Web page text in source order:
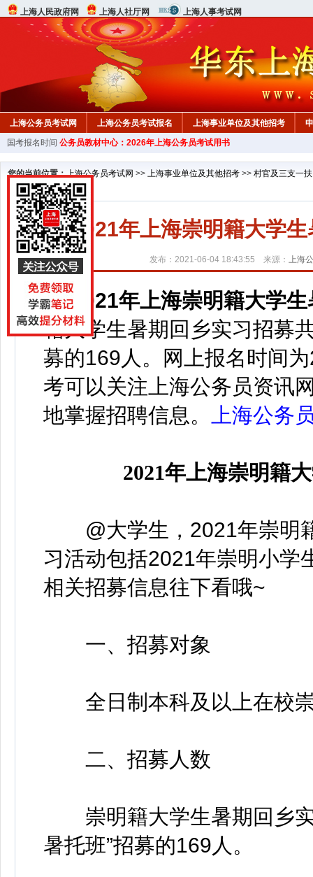
上海人民政府网 上海人社厅网 上海人事考试网
上海公务员考试网 上海公务员考试报名 上海事业单位及其他招考
行测真题 在线咨询 教材中心
国考报名时间 公务员教材中心：2026年上海公务员考试用书
您的当前位置：上海公务员考试网 >> 上海事业单位及其他招考 >> 村官及三支一扶
2021年上海崇明籍大学
发布：2021-06-04 18:43:55 来源： 上海
2021年上海崇明籍大学
籍大学生暑期回乡实习招募
募的169人。
网上报名时间
考可以关注上海公务员资讯
地掌握招聘信息。
上海公务
2021年上海崇明籍
@大学生，2021年崇明
习活动包括2021年崇明小学
相关招募信息往下看哦~
一、招募对象
全日制本科及以上在校崇
二、招募人数
崇明籍大学生暑期回乡实
暑托班”招募的169人。